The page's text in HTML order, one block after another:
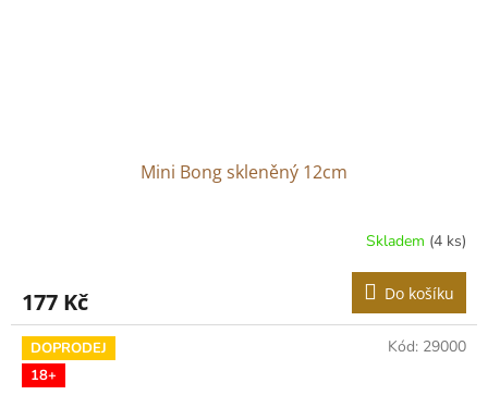
Mini Bong skleněný 12cm
Skladem (4 ks)
177 Kč Do košíku
DOPRODEJ
18+
Kód: 29000